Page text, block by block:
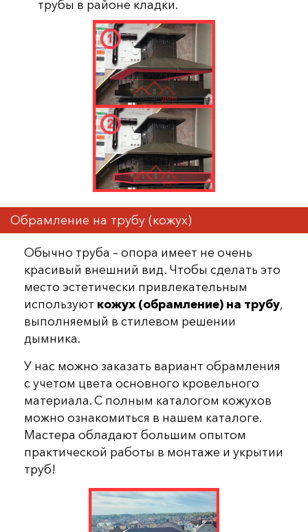
трубы в районе кладки.
Обрамление на трубу (кожух)
Обычно труба – опора имеет не очень
красивый внешний вид. Чтобы сделать это
место эстетически привлекательным
используют кожух (обрамление) на трубу,
выполняемый в стилевом решении
дымника.
У нас можно заказать вариант обрамления
с учетом цвета основного кровельного
материала. С полным каталогом кожухов
можно ознакомиться в нашем каталоге.
Мастера обладают большим опытом
практической работы в монтаже и укрытии
труб!